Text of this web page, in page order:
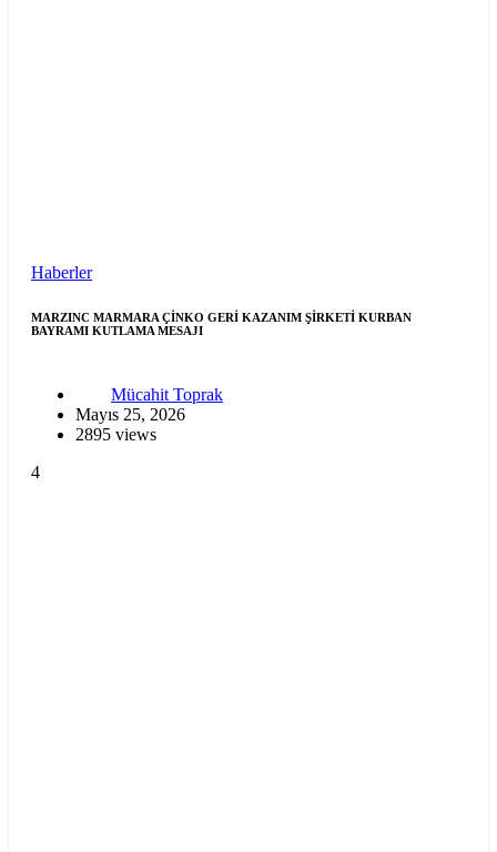
Haberler
MARZINC MARMARA ÇİNKO GERİ KAZANIM ŞİRKETİ KURBAN
BAYRAMI KUTLAMA MESAJI
Mücahit Toprak
Mayıs 25, 2026
2895 views
4